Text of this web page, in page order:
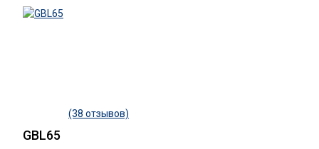
(38 отзывов)
GBL65